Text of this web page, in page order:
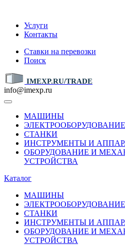
Услуги
Контакты
Ставки на перевозки
Поиск
IMEXP.RU/TRADE
info@imexp.ru
МАШИНЫ
СТАНКИ
ИНСТРУМЕНТЫ И
ОБОРУДОВАНИЕ И
УСТРОЙСТВА
Каталог
МАШИНЫ
СТАНКИ
ИНСТРУМЕНТЫ И
ОБОРУДОВАНИЕ И
УСТРОЙСТВА